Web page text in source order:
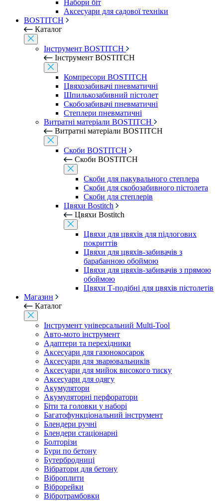
Набори біт
Аксесуари для садової техніки
BOSTITCH
Каталог
Інструмент BOSTITCH
Інструмент BOSTITCH
Компресори BOSTITCH
Цвяхозабивачі пневматичні
Шпилькозабивний пістолет
Скобозабивачі пневматичні
Степлери пневматичні
Витратні матеріали BOSTITCH
Витратні матеріали BOSTITCH
Скоби BOSTITCH
Скоби BOSTITCH
Скоби для пакувального степлера
Скоби для скобозабивного пістолета
Скоби для степлерів
Цвяхи Bostitch
Цвяхи Bostitch
Цвяхи для цвяхів для підлогових
покриттів
Цвяхи для цвяхів-забивачів з
барабанною обоймою
Цвяхи для цвяхів-забивачів з прямою
обоймою
Цвяхи Т-подібні для цвяхів пістолетів
Магазин
Каталог
Інструмент універсальний Multi-Tool
Авто-мото інструмент
Адаптери та перехідники
Аксесуари для газонокосарок
Аксесуари для зварювальників
Аксесуари для мийок високого тиску
Аксесуари для одягу
Акумулятори
Акумуляторні перфоратори
Біти та головки у наборі
Багатофункціональний інструмент
Блендери ручні
Блендери стаціонарні
Болторізи
Бури по бетону
Бутербродниці
Вібратори для бетону
Віброплити
Віброрейки
Вібротрамбовки